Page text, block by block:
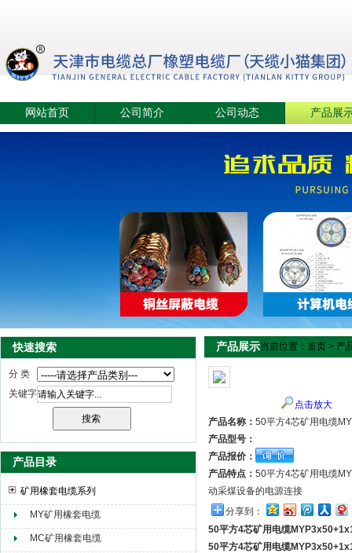
天津市电缆总厂橡塑电缆厂（天缆小猫集团）
网站首页 公司简介 公司动态 产品展
快速搜索
分 类
关键字
产品目录
矿用橡套电缆系列
MY矿用橡套电缆
MC矿用橡套电缆
产品展示当前位置： 首页 > 产
点击放大
产品名称： 50平方4芯矿用电缆
产品型号：
产品报价：
产品特点： 50平方4芯矿用电缆
动采煤设备的电源连接
分享到：
50平方4芯矿用电缆
50平方4芯矿用电缆